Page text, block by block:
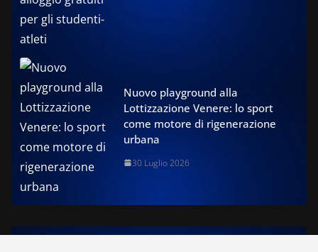
Nuovo playground alla
Lottizzazione Venere: lo sport
come motore di rigenerazione
urbana
30 Luglio 2026